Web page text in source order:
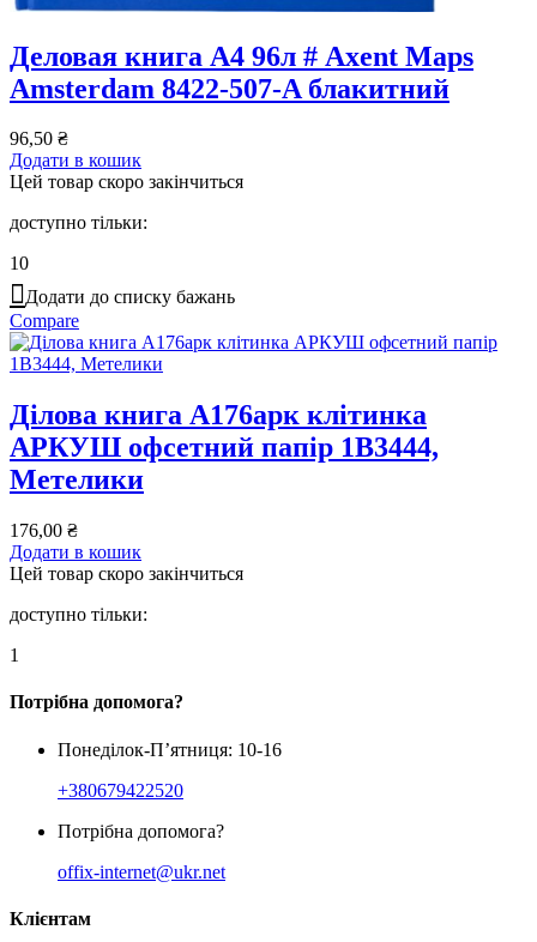
Деловая книга А4 96л # Axent Maps
Amsterdam 8422-507-A блакитний
96,50 ₴
Додати в кошик
Цей товар скоро закінчиться
доступно тільки:
10
Додати до списку бажань
Compare
Ділова книга А176арк клітинка
АРКУШ офсетний папір 1В3444,
Метелики
176,00 ₴
Додати в кошик
Цей товар скоро закінчиться
доступно тільки:
1
Потрібна допомога?
Понеділок-П’ятниця: 10-16
+380679422520
Потрібна допомога?
offix-internet@ukr.net
Клієнтам